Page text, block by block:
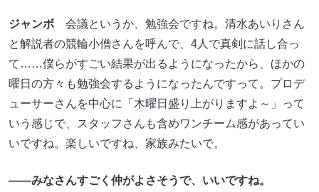
ジャンボ 会議というか、勉強会ですね。清水あいりさん
と解説者の競輪小僧さんを呼んで、4人で真剣に話し合っ
て……僕らがすごい結果が出るようになったから、ほかの
曜日の方々も勉強会するようになったんですって。プロデ
ューサーさんを中心に「木曜日盛り上がりますよ～」って
いう感じで、スタッフさんも含めワンチーム感があってい
いですね。楽しいですね、家族みたいで。
――みなさんすごく仲がよさそうで、いいですね。